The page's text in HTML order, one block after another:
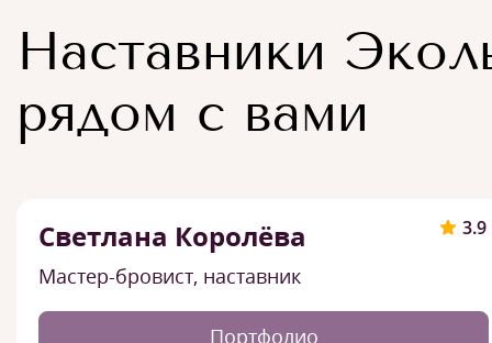
Наставники
рядом с вами
3.9
Светлана Королёва
Мастер-бровист, наставник
Портфолио